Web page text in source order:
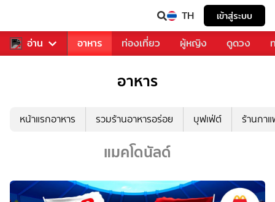
TH เข้าสู่ระบบ
อ่าน
รวงการเพลง อาหาร ท่องเที่ยว ผู้หญิง ดูดวง
อาหาร
หน้าแรกอาหาร รวมร้านอาหารอร่อย บุฟเฟ่ต์ ร้านกา
แมคโดนัลด์